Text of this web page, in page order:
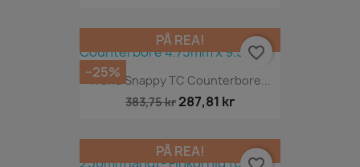
Trend Snappy TC Counterbore...
383,75 kr 287,81 kr
PÅ REA!
−25%
favorite_border
PÅ REA!